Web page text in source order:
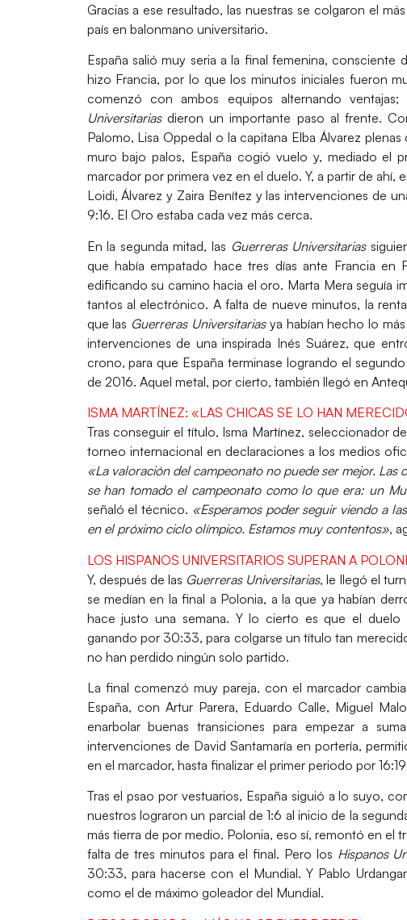
Gracias a ese resultado, las nuestras se colgaron el
país en balonmano universitario.
España salió muy seria a la final femenina,
hizo Francia, por lo que los minutos iniciales fueron
comenzó con ambos equipos alternando
Universitarias dieron un importante paso al frente.
Palomo, Lisa Oppedal o la capitana Elba Álvarez plenas
muro bajo palos, España cogió vuelo y, mediado el
marcador por primera vez en el duelo. Y, a partir de
Loidi, Álvarez y Zaira Benítez y las intervenciones de
9:16. El Oro estaba cada vez más cerca.
En la segunda mitad, las Guerreras Universitarias
que había empatado hace tres días ante Francia en
edificando su camino hacia el oro. Marta Mera seguía
tantos al electrónico. A falta de nueve minutos, la
que las Guerreras Universitarias ya habían hecho lo
intervenciones de una inspirada Inés Suárez, que
crono, para que España terminase logrando el
de 2016. Aquel metal, por cierto, también llegó en
ISMA MARTÍNEZ: «LAS CHICAS SE LO HAN
Tras conseguir el título, Isma Martínez, seleccionador
torneo internacional en declaraciones a los medios
«La valoración del campeonato no puede ser mejor.
se han tomado el campeonato como lo que era: un
señaló el técnico. «Esperamos poder seguir viendo a
en el próximo ciclo olímpico. Estamos muy contentos»,
LOS HISPANOS UNIVERSITARIOS SUPERAN A
Y, después de las Guerreras Universitarias, le llegó el
se medían en la final a Polonia, a la que ya habían
hace justo una semana. Y lo cierto es que el
ganando por 30:33, para colgarse un título tan
no han perdido ningún solo partido.
La final comenzó muy pareja, con el marcador
España, con Artur Parera, Eduardo Calle, Miguel
enarbolar buenas transiciones para empezar a
intervenciones de David Santamaría en portería,
en el marcador, hasta finalizar el primer periodo por
Tras el psao por vestuarios, España siguió a lo suyo,
nuestros lograron un parcial de 1:6 al inicio de la
más tierra de por medio. Polonia, eso sí, remontó en el
falta de tres minutos para el final. Pero los Hispanos
30:33, para hacerse con el Mundial. Y Pablo
como el de máximo goleadordel Mundial.